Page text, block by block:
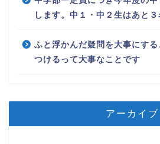
します。中１・中２生はあと３
ふと浮かんだ疑問を大事にす
つけるって大事なことです
アーカイブ